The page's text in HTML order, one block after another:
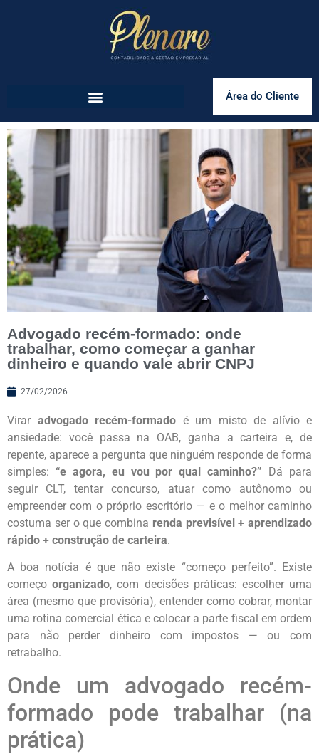
Área do Cliente
Advogado recém-formado: onde
trabalhar, como começar a ganhar
dinheiro e quando vale abrir CNPJ
27/02/2026
Virar advogado recém-formado é um misto de alívio e
ansiedade: você passa na OAB, ganha a carteira e, de
repente, aparece a pergunta que ninguém responde de forma
simples: “e agora, eu vou por qual caminho?” Dá para
seguir CLT, tentar concurso, atuar como autônomo ou
empreender com o próprio escritório — e o melhor caminho
costuma ser o que combina renda previsível + aprendizado
rápido + construção de carteira.
A boa notícia é que não existe “começo perfeito”. Existe
começoorganizado, com decisões práticas: escolher uma
área (mesmo que provisória), entender como cobrar, montar
uma rotina comercial ética e colocar a parte fiscal em ordem
para não perder dinheiro com impostos — ou com
retrabalho.
Onde um advogado recém-
formado pode trabalhar (na
prática)